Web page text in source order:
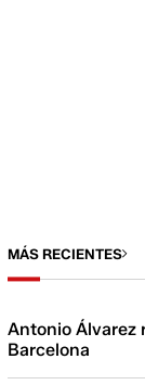
MÁS RECIENTES
Antonio Álvarez
Barcelona